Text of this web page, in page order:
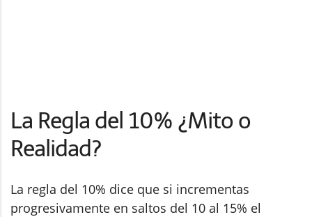
La Regla del 10% ¿Mito o
Realidad?
La regla del 10% dice que si incrementas
progresivamente en saltos del 10 al 15% el